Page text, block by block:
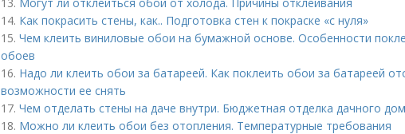
14. Как покрасить стены, как.. Подготовка стен к покраске «с нуля»
15. Чем клеить виниловые обои на бумажной основе. Особенности
обоев
16. Надо ли клеить обои за батареей. Как поклеить обои за батареей
возможности ее снять
17. Чем отделать стены на даче внутри. Бюджетная отделка дачного
18. Можно ли клеить обои без отопления. Температурные требования